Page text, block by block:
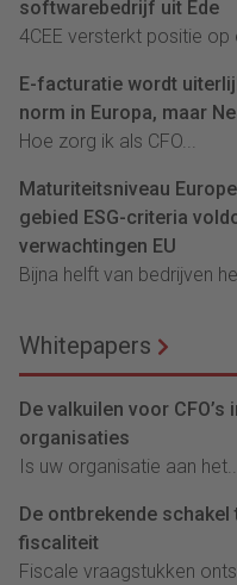
softwarebedrijf uit Ede
4CEE versterkt positie op
E-facturatie wordt
norm in Europa, maar
Hoe zorg ik als CFO...
Maturiteitsniveau
gebied ESG-criteria
verwachtingen EU
Bijna helft van bedrijven
Whitepapers
De valkuilen voor
organisaties
Is uw organisatie aan het...
De ontbrekende
fiscaliteit
Fiscale vraagstukken